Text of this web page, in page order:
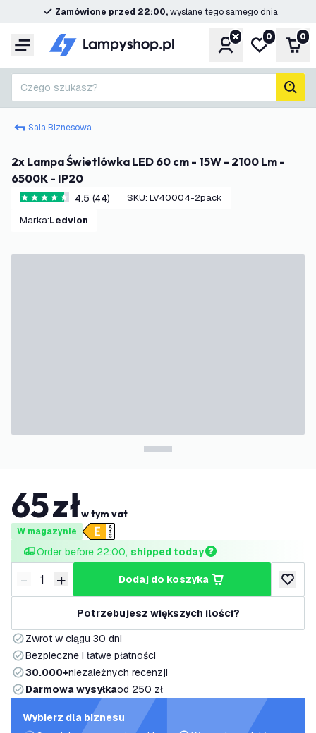
Zamówione przed 22:00,wysłane tego samego dnia
Menu KontoMoja lista
0 0
Czego szukasz?
Sala Biznesowa
2x Lampa Świetlówka LED 60 cm - 15W - 2100 Lm -
6500K - IP20
4.5 Gwiazdki oceny
4.5 (44) SKU: LV40004-2pack
Marka: Ledvion
65złw tym vat
W magazynie
Order before 22:00, shipped today
Zmniejsz ilość
- Zwiększ ilość
+ dodaj do koszyka
dodaj
Potrzebujesz większych ilości?
Zwrot w ciągu 30 dni
Bezpieczne i łatwe płatności
30.000+niezależnych recenzji
Darmowa wysyłkaod 250 zł
Wybierz dla biznesu